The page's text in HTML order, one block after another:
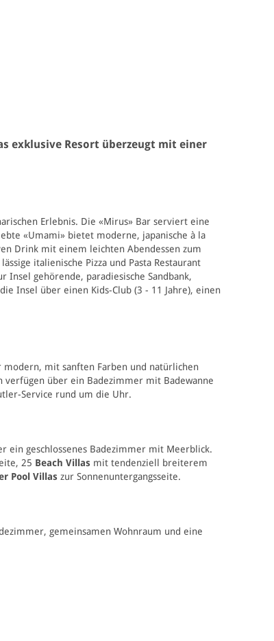
exklusive Resort überzeugt mit einer
Erlebnis. Die «Mirus» Bar serviert eine
«Umami» bietet moderne, japanische à la
Drink mit einem leichten Abendessen zum
italienische Pizza und Pasta Restaurant
Insel gehörende, paradiesische Sandbank,
Insel über einen Kids-Club (3 - 11 Jahre), einen
mit sanften Farben und natürlichen
über ein Badezimmer mit Badewanne
Service rund um die Uhr.
ein geschlossenes Badezimmer mit Meerblick.
25 Beach Villas mit tendenziell breiterem
Pool Villas zur Sonnenuntergangsseite.
gemeinsamen Wohnraum und eine